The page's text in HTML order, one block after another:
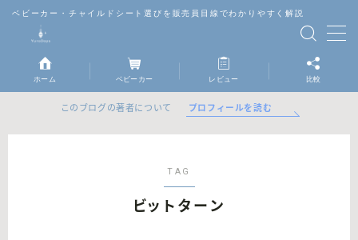
ベビーカー・チャイルドシート選びを販売員目線でわかりやすく解説
MENU
ベビーカー
ホーム ベビーカー レビュー 比較
このブログの著者について プロフィールを読む
TAG
ビットターン